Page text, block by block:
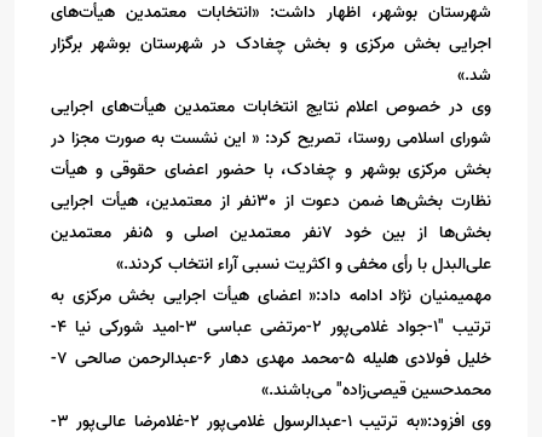
شهرستان بوشهر، اظهار داشت: «انتخابات معتمدین هیأت‌های
اجرایی بخش مرکزی و بخش چغادک در شهرستان بوشهر برگزار
شد.»
وی در خصوص اعلام نتایج انتخابات معتمدین هیأت‌های اجرایی
شورای اسلامی روستا، تصریح کرد: « این نشست به صورت مجزا در
بخش مرکزی بوشهر و چغادک، با حضور اعضای حقوقی و هیأت
نظارت بخش‌ها ضمن دعوت از 30نفر از معتمدین، هیأت اجرایی
بخش‌ها از بین خود ۷نفر معتمدین اصلی و ۵نفر معتمدین
علی‌البدل با رأی مخفی و اکثریت نسبی آراء انتخاب کردند.»
مهمیمنیان نژاد ادامه داد:« اعضای هیأت اجرایی بخش مرکزی به
ترتیب "۱-جواد غلامی‌پور ۲-مرتضی عباسی ۳-امید شورکی نیا ۴-
خلیل فولادی هلیله ۵-محمد مهدی دهار ۶-عبدالرحمن صالحی ۷-
محمدحسین قیصی‌زاده" می‌باشند.»
وی افزود:«به ترتیب ۱-عبدالرسول غلامی‌‌پور ۲-غلامرضا عالی‌پور ۳-